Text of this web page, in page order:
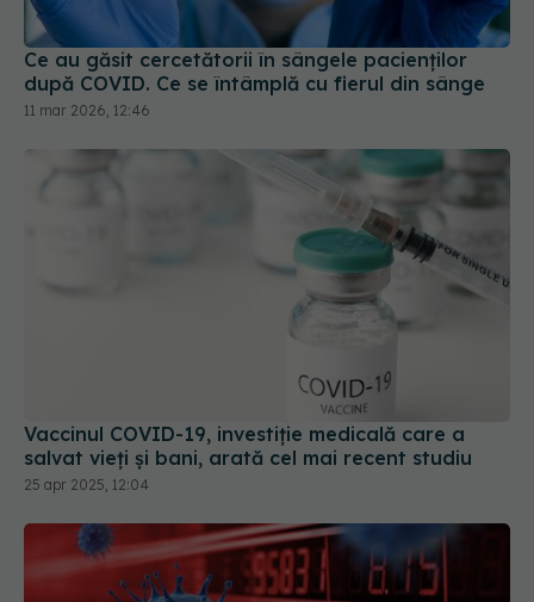
Ce au găsit cercetătorii în sângele pacienților
după COVID. Ce se întâmplă cu fierul din sânge
11 mar 2026, 12:46
Vaccinul COVID-19, investiție medicală care a
salvat vieți și bani, arată cel mai recent studiu
25 apr 2025, 12:04